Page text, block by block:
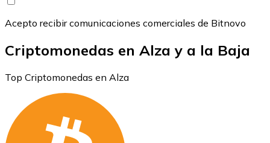
Acepto recibir comunicaciones comerciales de Bitnovo
Criptomonedas en Alza y a la Baja
Top Criptomonedas en Alza